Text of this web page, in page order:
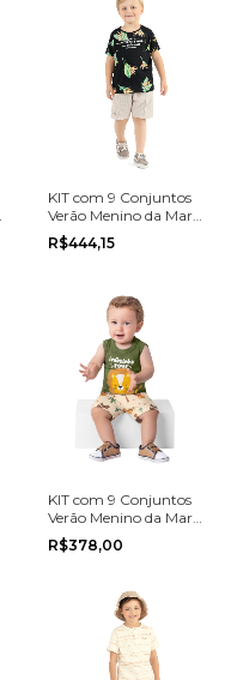
KIT com 9 Conjuntos
Verão Menino da Marca
Angero na grade do 1
ao 3
R$444,15
KIT com 9 Conjuntos
Verão Menino da Marca
Brandili na grade do P
ao G
R$378,00